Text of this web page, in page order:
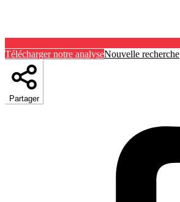
Télécharger notre analyseNouvelle recherche
Partager